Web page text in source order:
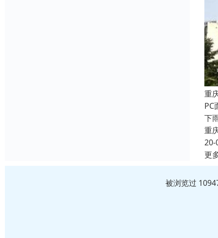
重
PC
下
重
20-
更
被浏览过